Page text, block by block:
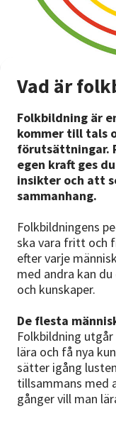
Vad är
Folkbildning är
kommer till tals
förutsättningar.
egen kraft ges
insikter och att
sammanhang.
Folkbildningens
ska vara fritt och
efter varje
med andra kan
och kunskaper.
De flesta
Folkbildning
lära och få nya
sätter igång
tillsammans med
gånger vill man